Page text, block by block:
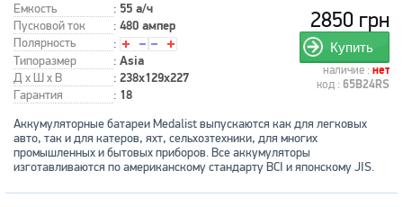
Емкость : 55 а/ч
Пусковой ток : 480 ампер
Полярность
:
Типоразмер
: Asia
Д x Ш x В : 238x129x227
Гарантия : 18
2850 грн
Купить
наличие : нет
код : 65B24RS
Аккумуляторные батареи Medalist выпускаются как для легковых
авто, так и для катеров, яхт, сельхозтехники, для многих
промышленных и бытовых приборов. Все аккумуляторы
изготавливаются по американскому стандарту BCI и японскому JIS.